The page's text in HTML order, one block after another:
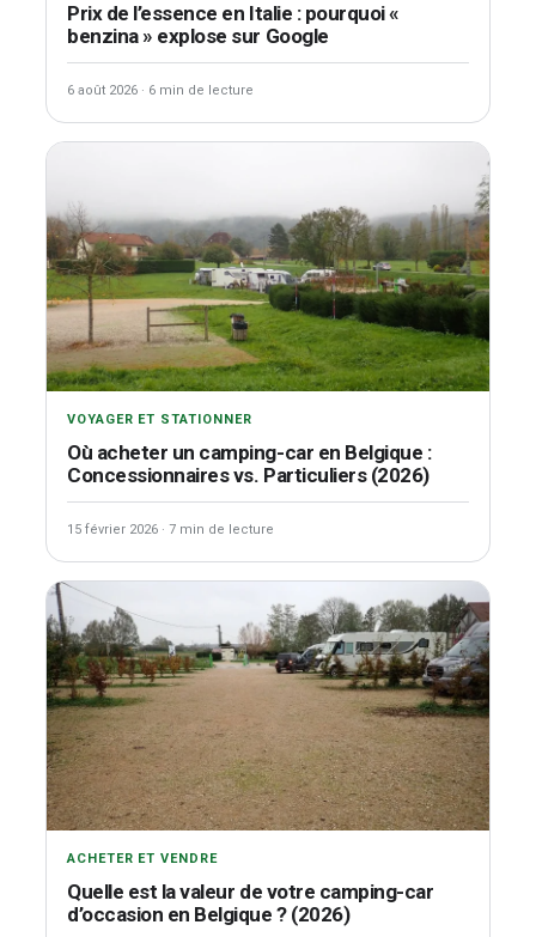
Prix de l’essence en Italie : pourquoi «
benzina » explose sur Google
6 août 2026 · 6 min de lecture
VOYAGER ET STATIONNER
Où acheter un camping-car en Belgique :
Concessionnaires vs. Particuliers (2026)
15 février 2026 · 7 min de lecture
ACHETER ET VENDRE
Quelle est la valeur de votre camping-car
d’occasion en Belgique ? (2026)